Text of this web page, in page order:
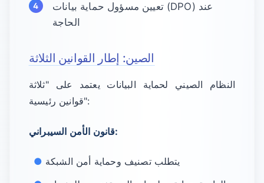
تعيين مسؤول حماية بيانات (DPO) عند
الحاجة
الصين: إطار القوانين الثلاثة
النظام الصيني لحماية البيانات يعتمد على "ثلاثة
قوانين رئيسية":
قانون الأمن السيبراني:
يتطلب تصنيف وحماية أمن الشبكة